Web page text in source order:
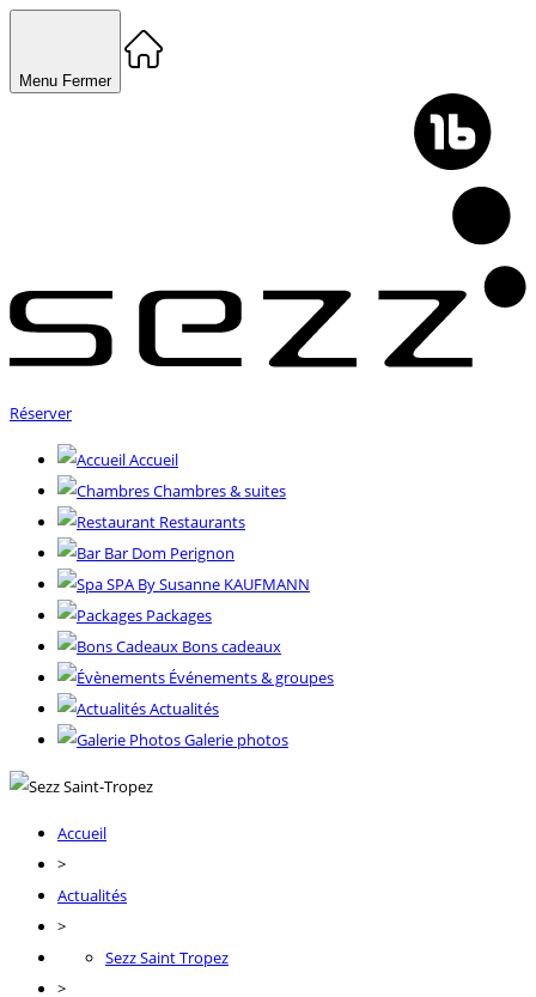
Menu Fermer
Réserver
Accueil
Chambres & suites
Restaurants
Bar Dom Perignon
SPA By Susanne KAUFMANN
Packages
Bons cadeaux
Événements & groupes
Actualités
Galerie photos
Accueil
>
Actualités
>
Sezz Saint Tropez
>